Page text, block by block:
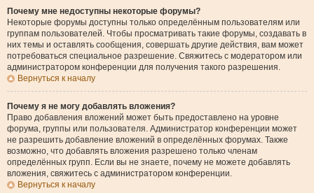
Почему мне недоступны некоторые форумы?
Некоторые форумы доступны только определённым пользователям или
группам пользователей. Чтобы просматривать такие форумы, создавать в
них темы и оставлять сообщения, совершать другие действия, вам может
потребоваться специальное разрешение. Свяжитесь с модератором или
администратором конференции для получения такого разрешения.
Вернуться к началу
Почему я не могу добавлять вложения?
Право добавления вложений может быть предоставлено на уровне
форума, группы или пользователя. Администратор конференции может
не разрешить добавление вложений в определённых форумах. Также
возможно, что добавлять вложения разрешено только членам
определённых групп. Если вы не знаете, почему не можете добавлять
вложения, свяжитесь с администратором конференции.
Вернуться к началу